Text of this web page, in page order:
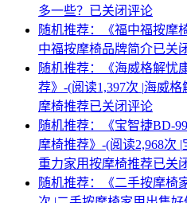
多一些？ 已关闭评论
随机推荐：《福中福按摩
中福按摩椅品牌简介已关
随机推荐：《海威格解忧
荐》-(阅读1,397次 |海威格
摩椅推荐已关闭评论
随机推荐：《宝智捷BD-
摩椅推荐》-(阅读2,968次 |
重力家用按摩椅推荐已关
随机推荐：《二手按摩椅